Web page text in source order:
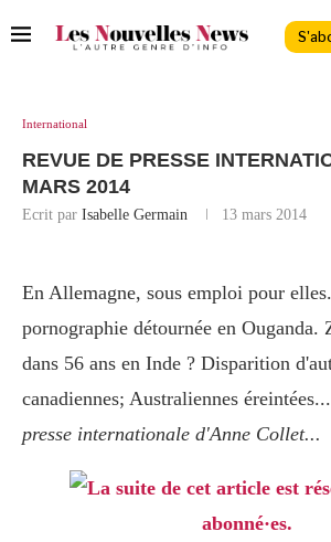
International
REVUE DE PRESSE
MARS 2014
Ecrit par Isabelle Germain 13 mars 2014
En Allemagne, sous emploi pour
pornographie détournée en Ouganda.
dans 56 ans en Inde ? Disparition
canadiennes; Australiennes éreintées...
presse internationale d'Anne Collet...
La suite de cet article est
abonné·es.